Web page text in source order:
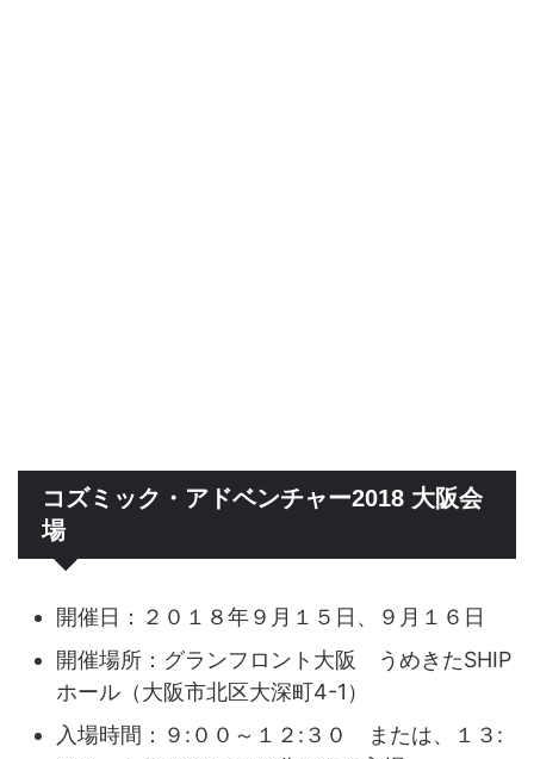
コズミック・アドベンチャー2018 大阪会
場
開催日：２０１８年９月１５日、９月１６日
開催場所：グランフロント大阪 うめきたSHIP
ホール（大阪市北区大深町4-1）
入場時間：９:００～１２:３０ または、１３: